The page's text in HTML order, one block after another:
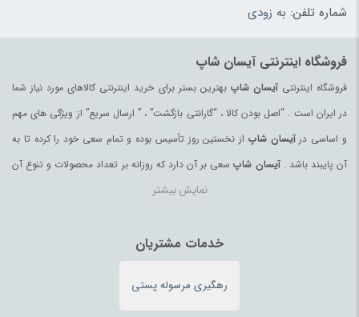
شماره تلفن: به زودی
فروشگاه اینترنتی آیسان شاپ
فروشگاه اینترنتیآیسان شاپبهترین بستر برای خرید اینترنتی کالاهای مورد نیاز شما
در ایران است . “اصل بودن کالا ، “گارانتی بازگشت” ، ” ارسال سریع” از ویژگی های مهم
و اساسی درآیسان شاپ از نخستین روز تأسیس بوده و تمام سعی خود را کرده تا به
آن پایبند باشد .آیسان شاپ سعی بر آن دارد که روزانه بر تعداد محصولات و تنوع آن
بیفزاید تا بتواند نیاز همه ی افراد با هر نوع سلیقه را در خرید محصولات اینترنتی مرتفع
آیسان شاپحسب مورد دارای مجوز های لازم از مراجع
مربوطه می باشند و فعالیتهای این سایت تابع قوانین و مقررات جمهوری اسلامی ایران
نمایش بیشتر
خدمات مشتریان
رهگیری مرسوله پستی